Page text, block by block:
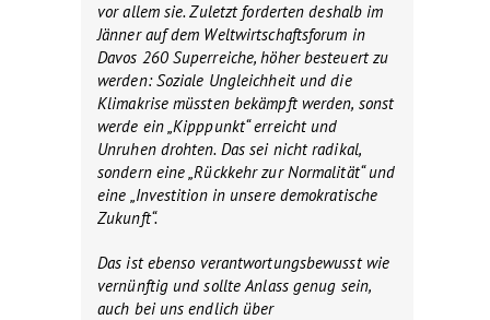
vor allem sie. Zuletzt forderten deshalb im
Jänner auf dem Weltwirtschaftsforum in
Davos 260 Superreiche, höher besteuert zu
werden: Soziale Ungleichheit und die
Klimakrise müssten bekämpft werden, sonst
werde ein „Kipppunkt“ erreicht und
Unruhen drohten. Das sei nicht radikal,
sondern eine „Rückkehr zur Normalität“ und
eine „Investition in unsere demokratische
Zukunft“.
Das ist ebenso verantwortungsbewusst wie
vernünftig und sollte Anlass genug sein,
auch bei uns endlich über